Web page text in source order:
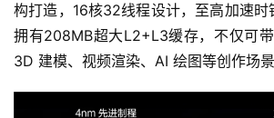
页
构打造，16核32线程设计，至高加速时
拥有208MB超大L2+L3缓存，不仅可带
3D 建模、视频渲染、AI 绘图等创作场景